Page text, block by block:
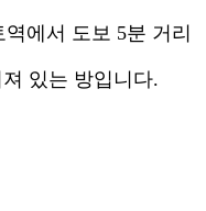
에서 도보 5분 거리
있는 방입니다.